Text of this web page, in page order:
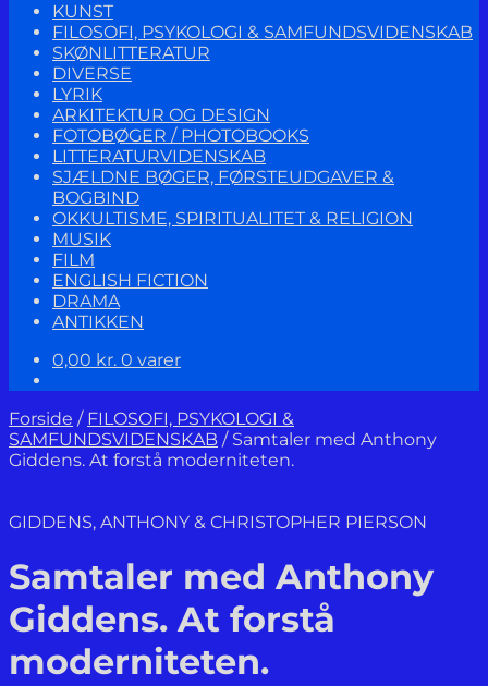
KUNST
FILOSOFI, PSYKOLOGI & SAMFUNDSVIDENSKAB
SKØNLITTERATUR
DIVERSE
LYRIK
ARKITEKTUR OG DESIGN
FOTOBØGER / PHOTOBOOKS
LITTERATURVIDENSKAB
SJÆLDNE BØGER, FØRSTEUDGAVER &
BOGBIND
OKKULTISME, SPIRITUALITET & RELIGION
MUSIK
FILM
ENGLISH FICTION
DRAMA
ANTIKKEN
0,00 kr. 0 varer
Forside / FILOSOFI, PSYKOLOGI &
SAMFUNDSVIDENSKAB / Samtaler med Anthony
Giddens. At forstå moderniteten.
GIDDENS, ANTHONY & CHRISTOPHER PIERSON
Samtaler med Anthony
Giddens. At forstå
moderniteten.